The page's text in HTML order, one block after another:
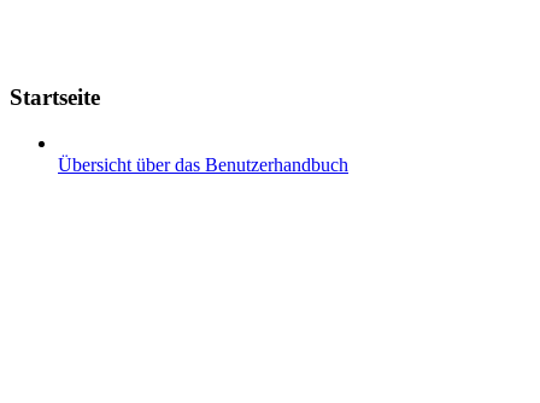
Startseite
Übersicht über das Benutzerhandbuch